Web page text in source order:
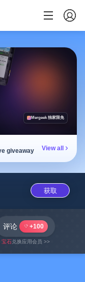
Mergeek 独家限免
giveaway View all
获取
评论 +100
宝石兑换应用会员 >>